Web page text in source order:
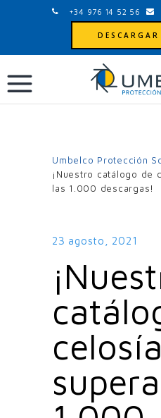
+34 976 14 52 56
Umbelco Protección
¡Nuestro catálogo de
las 1.000 descargas!
23 agosto, 2021